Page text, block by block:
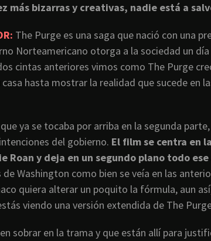
más bizarras y creativas, nadie está a
The Purge es una saga que nació con una
Norteamericano otorga a la sociedad un
cintas anteriores vimos como The Purge
hasta mostrar la realidad que sucede en
ya se tocaba por arriba en la segunda
del gobierno. El film se centra en
Roan y deja en un segundo plano todo
de Washington como bien se veía en las
quiera alterar un poquito la fórmula, aun
viendo una versión extendida de The
sobrar en la trama y que están allí para